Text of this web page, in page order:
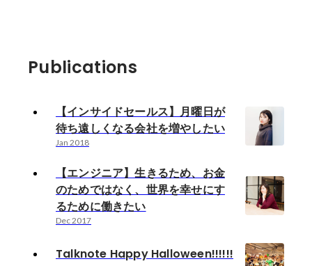
Publications
【インサイドセールス】月曜日が
待ち遠しくなる会社を増やしたい
Jan 2018
【エンジニア】生きるため、お金
のためではなく、世界を幸せにす
るために働きたい
Dec 2017
Talknote Happy Halloween!!!!!!